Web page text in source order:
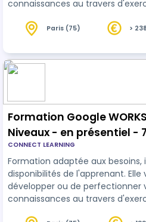
connaissances au travers
formateur expérimenté.. En
Paris (75) >
Formation Google
Niveaux - en présentiel -
CONNECT LEARNING
Formation adaptée aux besoins,
disponibilités de l'apprenant. Elle vous permet de
développer ou de perfectionner
connaissances au travers